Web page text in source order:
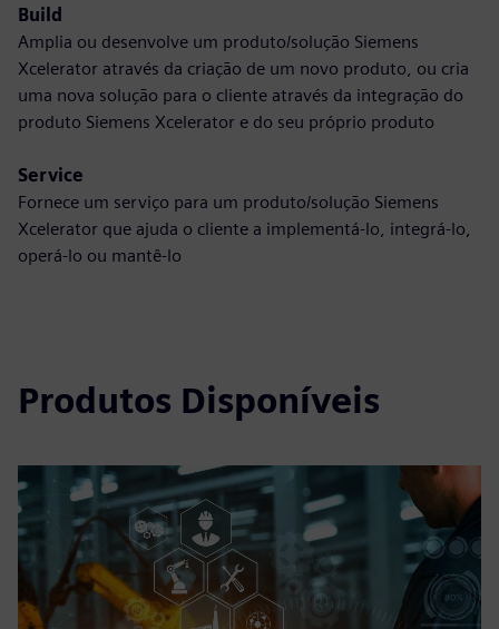
Build
Amplia ou desenvolve um produto/solução Siemens
Xcelerator através da criação de um novo produto, ou cria
uma nova solução para o cliente através da integração do
produto Siemens Xcelerator e do seu próprio produto
Service
Fornece um serviço para um produto/solução Siemens
Xcelerator que ajuda o cliente a implementá-lo, integrá-lo,
operá-lo ou mantê-lo
Produtos Disponíveis